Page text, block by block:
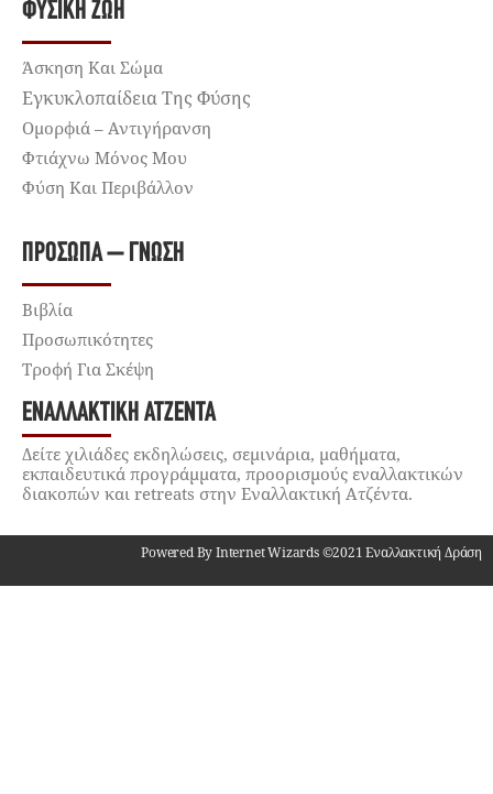
ΦΥΣΙΚΉ ΖΩΉ
Άσκηση Και Σώμα
Εγκυκλοπαίδεια Της Φύσης
Ομορφιά – Αντιγήρανση
Φτιάχνω Μόνος Μου
Φύση Και Περιβάλλον
ΠΡΌΣΩΠΑ – ΓΝΏΣΗ
Βιβλία
Προσωπικότητες
Τροφή Για Σκέψη
ΕΝΑΛΛΑΚΤΙΚΉ ΑΤΖΈΝΤΑ
Δείτε χιλιάδες εκδηλώσεις, σεμινάρια, μαθήματα,
εκπαιδευτικά προγράμματα, προορισμούς εναλλακτικών
διακοπών και retreats στην Εναλλακτική Ατζέντα.
Powered By Internet Wizards ©2021 Εναλλακτική Δράση